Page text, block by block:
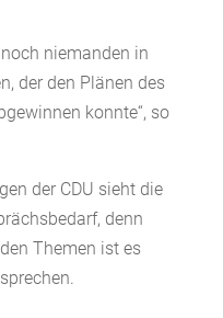
niemanden in
der den Plänen des
konnte“, so
der CDU sieht die
denn
Themen ist es